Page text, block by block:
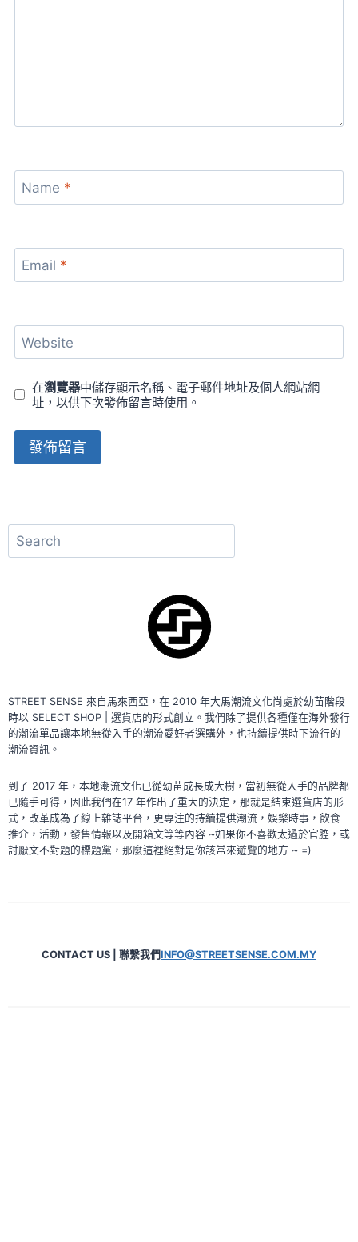
Name *
Email *
Website
在瀏覽器中儲存顯示名稱、電子郵件地址及個人網站網
址，以供下次發佈留言時使用。
搜
尋
STREET SENSE 來自馬來西亞，在 2010 年大馬潮流文化尚處於幼苗階段
時以 SELECT SHOP | 選貨店的形式創立。我們除了提供各種僅在海外發行
的潮流單品讓本地無從入手的潮流愛好者選購外，也持續提供時下流行的
潮流資訊。
到了 2017 年，本地潮流文化已從幼苗成長成大樹，當初無從入手的品牌都
已隨手可得，因此我們在17 年作出了重大的決定，那就是結束選貨店的形
式，改革成為了線上雜誌平台，更專注的持續提供潮流，娛樂時事，飲食
推介，活動，發售情報以及開箱文等等內容 ~如果你不喜歡太過於官腔，或
討厭文不對題的標題黨，那麼這裡絕對是你該常來遊覽的地方 ~ =)
CONTACT US | 聯繫我們INFO@STREETSENSE.COM.MY